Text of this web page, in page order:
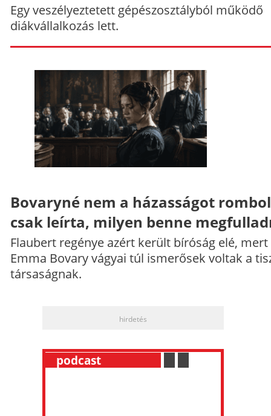
Egy veszélyeztetett gépészosztályból működő
diákvállalkozás lett.
Bovaryné nem a házasságot
csak leírta, milyen benne
Flaubert regénye azért került bíróság elé, mert
Emma Bovary vágyai túl ismerősek voltak a
társaságnak.
hirdetés
podcast